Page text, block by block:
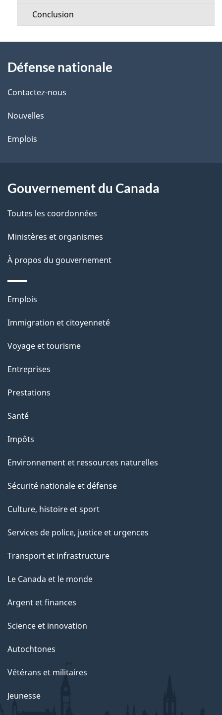
Conclusion
propos
de
ce
site
Défense nationale
Contactez-nous
Nouvelles
Emplois
Gouvernement du Canada
Toutes les coordonnées
Ministères et organismes
À propos du gouvernement
Thèmes
sujets
Emplois
Immigration et citoyenneté
Voyage et tourisme
Entreprises
Prestations
Santé
Impôts
Environnement et ressources naturelles
Sécurité nationale et défense
Culture, histoire et sport
Services de police, justice et urgences
Transport et infrastructure
Le Canada et le monde
Argent et finances
Science et innovation
Autochtones
Vétérans et militaires
Jeunesse